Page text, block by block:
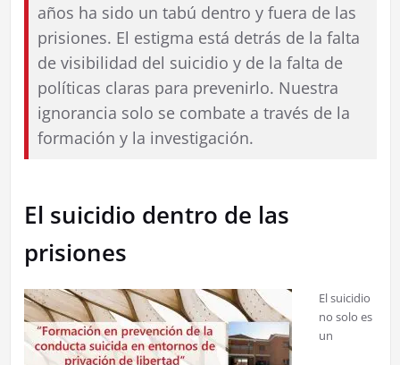
años ha sido un tabú dentro y fuera de las
prisiones. El estigma está detrás de la falta
de visibilidad del suicidio y de la falta de
políticas claras para prevenirlo. Nuestra
ignorancia solo se combate a través de la
formación y la investigación.
El suicidio dentro de las
prisiones
El suicidio
no solo es
un